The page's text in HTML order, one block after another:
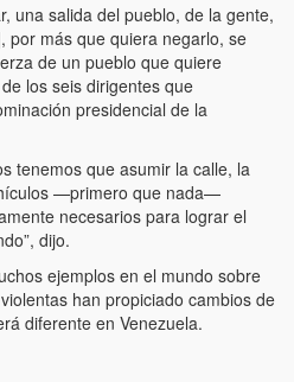
castrista del 4 de Febrero de
tu pueblo!!! (Despicable traitor, look
una salida del pueblo, de la gente,
por más que quiera negarlo, se
de un pueblo que quiere
los seis dirigentes que
presidencial de la
tenemos que asumir la calle, la
—primero que nada—
necesarios para lograr el
dijo.
ejemplos en el mundo sobre
han propiciado cambios de
diferente en Venezuela.